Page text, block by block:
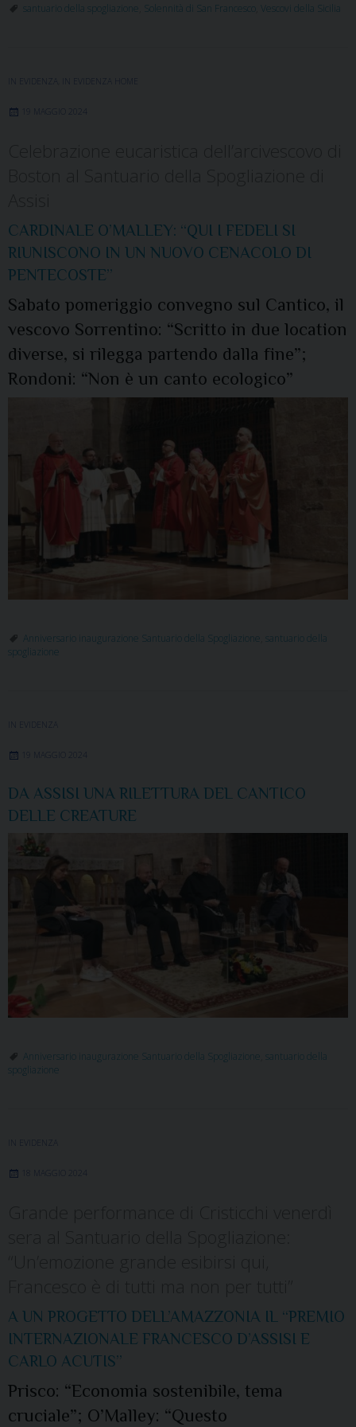
santuario della spogliazione Solennità di San Francesco Vescovi della Sicilia
IN EVIDENZA IN EVIDENZA HOME
19 MAGGIO 2024
CARDINALE O’MALLEY: “QUI I FEDELI SI
RIUNISCONO IN UN NUOVO CENACOLO DI
PENTECOSTE”
Sabato pomeriggio convegno sul Cantico, il
vescovo Sorrentino: “Scritto in due location
diverse, si rilegga partendo dalla fine”;
Rondoni: “Non è un canto ecologico”
Anniversario inaugurazione Santuario della Spogliazione
santuario della
spogliazione
IN EVIDENZA
19 MAGGIO 2024
DA ASSISI UNA RILETTURA DEL CANTICO
DELLE CREATURE
Anniversario inaugurazione Santuario della Spogliazione
santuario della
spogliazione
IN EVIDENZA
18 MAGGIO 2024
A UN PROGETTO DELL’AMAZZONIA IL “PREMIO
INTERNAZIONALE FRANCESCO D’ASSISI E
CARLO ACUTIS”
Prisco: “Economia sostenibile, tema
cruciale”; O’Malley: “Questo